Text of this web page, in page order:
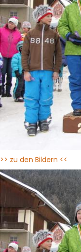
>> zu den Bildern <<